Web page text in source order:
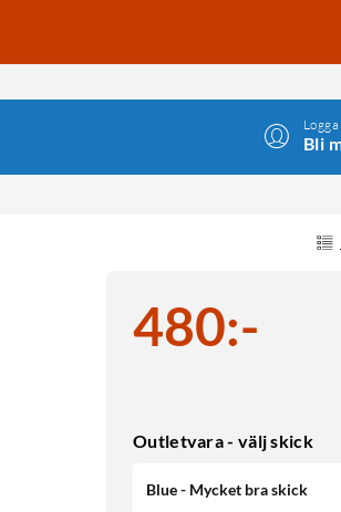
Bli
480:-
Outletvara - välj skick
Blue - Mycket bra skick